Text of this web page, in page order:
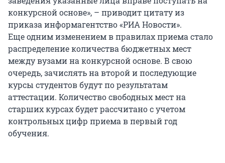
конкурсной основе», – приводит цитату из
приказа информагентство «РИА Новости».
Еще одним изменением в правилах приема стало
распределение количества бюджетных мест
между вузами на конкурсной основе. В свою
очередь, зачислять на второй и последующие
курсы студентов будут по результатам
аттестации. Количество свободных мест на
старших курсах будет рассчитано с учетом
контрольных цифр приема в первый год
обучения.